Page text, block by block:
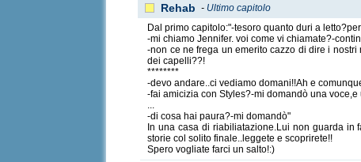
Rehab - Ultimo capitolo
Dal primo capitolo:"-tesoro quanto duri a
-mi chiamo Jennifer. voi come vi chiamate?-
-non ce ne frega un emerito cazzo di dire i
dei capelli??!
********
-devo andare..ci vediamo domani!!Ah e
-fai amicizia con Styles?-mi domandò una
...
-di cosa hai paura?-mi domandò"
In una casa di riabiliatazione.Lui non guarda in
storie col solito finale..leggete e scoprirete!!
Spero vogliate farci un salto!:)